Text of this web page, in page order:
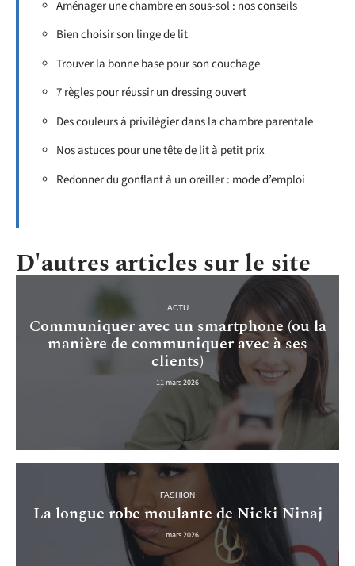
Aménager une chambre en sous-sol : nos conseils
Bien choisir son linge de lit
Trouver la bonne base pour son couchage
7 règles pour réussir un dressing ouvert
Des couleurs à privilégier dans la chambre parentale
Nos astuces pour une tête de lit à petit prix
Redonner du gonflant à un oreiller : mode d’emploi
D'autres articles sur le site
ACTU
Communiquer avec un smartphone (ou la
manière de communiquer avec à ses
clients)
11 mars 2026
FASHION
La longue robe moulante de Nicki Ninaj
11 mars 2026